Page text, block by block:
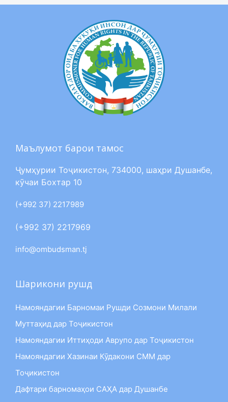
Маълумот барои тамос
Ҷумҳурии Тоҷикистон, 734000, шаҳри Душанбе,
кӯчаи Бохтар 10
(+992 37) 2217989
(+992 37) 2217969
info@ombudsman.tj
Шарикони рушд
Намояндагии Барномаи Рушди Созмони Милали
Муттаҳид дар Тоҷикистон
Намояндагии Иттиҳоди Аврупо дар Тоҷикистон
Намояндагии Хазинаи Кӯдакони СММ дар
Тоҷикистон
Дафтари барномаҳои САҲА дар Душанбе